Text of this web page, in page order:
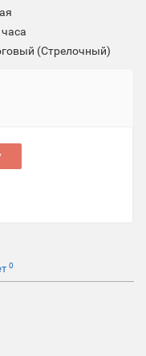
(Стрелочный)
0